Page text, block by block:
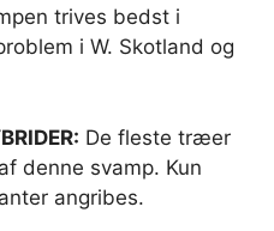
trives bedst i
i W. Skotland og
De fleste træer
denne svamp. Kun
angribes.